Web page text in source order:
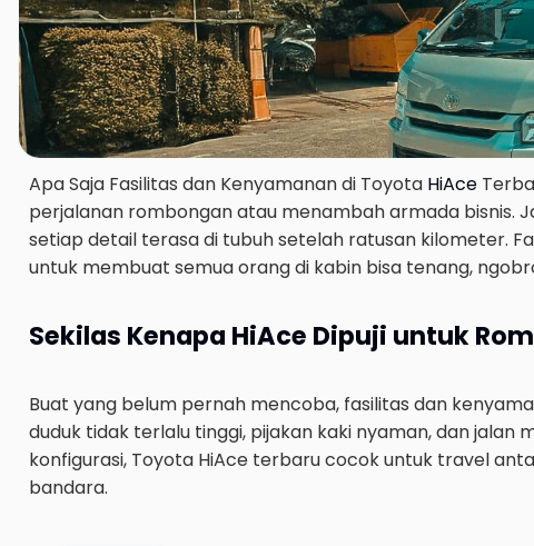
Apa Saja Fasilitas dan Kenyamanan di Toyota HiAce
perjalanan rombongan atau menambah armada bisnis.
setiap detail terasa di tubuh setelah ratusan kilometer.
untuk membuat semua orang di kabin bisa tenang,
Sekilas Kenapa HiAce Dipuji untuk
Buat yang belum pernah mencoba, fasilitas dan
duduk tidak terlalu tinggi, pijakan kaki nyaman, dan jalan
konfigurasi, Toyota HiAce terbaru cocok untuk travel
bandara.